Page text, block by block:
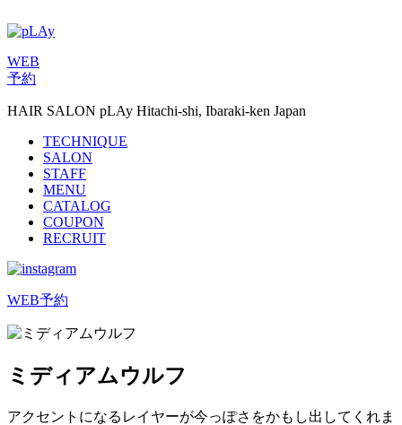
WEB
予約
HAIR SALON pLAy Hitachi-shi, Ibaraki-ken Japan
TECHNIQUE
SALON
STAFF
MENU
CATALOG
COUPON
RECRUIT
WEB予約
ミディアムウルフ
アクセントになるレイヤーが今っぽさをかもし出してくれま